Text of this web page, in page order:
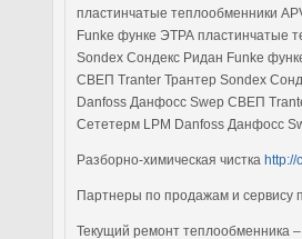
пластинчатые теплообменники
Funke функе ЭТРА пластинчатые
Sondex Сондекс Ридан Funke
СВЕП Tranter Трантер Sondex
Danfoss Данфосс Swep СВЕП
Сететерм LPM Danfoss Данфосс
Разборно-химическая чистка http://
Партнеры по продажам и сервису
Текущий ремонт теплообменника